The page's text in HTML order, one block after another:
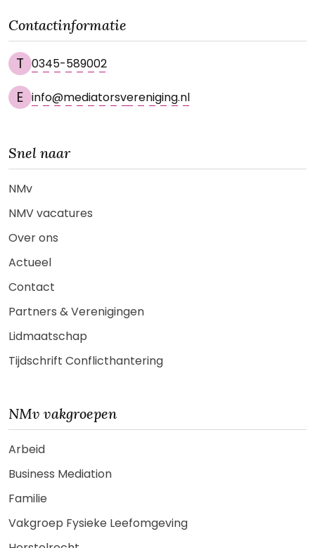
Contactinformatie
T 0345-589002
E info@mediatorsvereniging.nl
Snel naar
NMv
NMV vacatures
Over ons
Actueel
Contact
Partners & Verenigingen
Lidmaatschap
Tijdschrift Conflicthantering
NMv vakgroepen
Arbeid
Business Mediation
Familie
Vakgroep Fysieke Leefomgeving